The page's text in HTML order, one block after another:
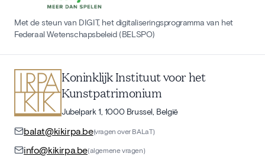
Met de steun van DIGIT, het digitaliseringsprogramma van het
Federaal Wetenschapsbeleid (BELSPO)
Koninklijk Instituut voor het
Kunstpatrimonium
Jubelpark 1, 1000 Brussel, België
balat@kikirpa.be(vragen over BALaT)
info@kikirpa.be(algemene vragen)